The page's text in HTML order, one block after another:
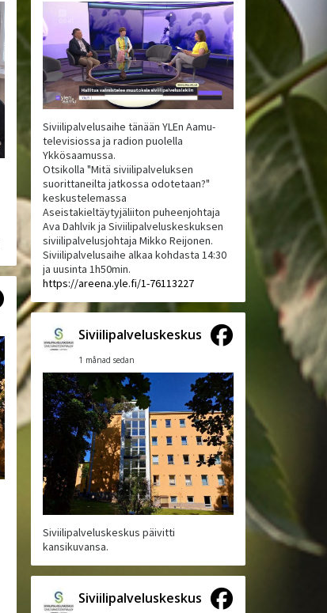
Siviilipalvelusaihe tänään YLEn Aamu-
televisiossa ja radion puolella
Ykkösaamussa.
Otsikolla "Mitä siviilipalveluksen
suorittaneilta jatkossa odotetaan?"
keskustelemassa
Aseistakieltäytyjäliiton puheenjohtaja
Ava Dahlvik ja Siviilipalveluskeskuksen
siviilipalvelusjohtaja Mikko Reijonen.
Siviilipalvelusaihe alkaa kohdasta 14:30
ja uusinta 1h50min.
https://areena.yle.fi/1-76113227
Siviilipalveluskeskus
1 månad sedan
Siviilipalveluskeskus päivitti
kansikuvansa.
Siviilipalveluskeskus